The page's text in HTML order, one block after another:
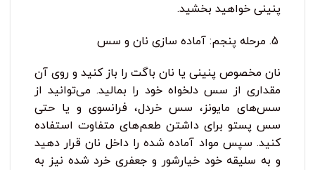
پنینی خواهید بخشید.
مرحله پنجم: آماده ‌سازی نان و سس
نان مخصوص پنینی یا نان باگت را باز کنید و روی آن
مقداری از سس دلخواه خود را بمالید. می‌توانید از
سس‌های مایونز، سس خردل، فرانسوی و یا حتی
سس پستو برای داشتن طعم‌های متفاوت استفاده
کنید. سپس مواد آماده شده را داخل نان قرار دهید
و به سلیقه خود خیارشور و جعفری خرد شده نیز به